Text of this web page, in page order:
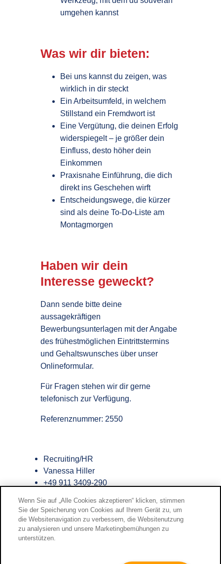
umgehen kannst
Was wir dir bieten:
Bei uns kannst du zeigen, was
wirklich in dir steckt
Ein Arbeitsumfeld, in welchem
Stillstand ein Fremdwort ist
Eine Vergütung, die deinen Erfolg
widerspiegelt – je größer dein
Einfluss, desto höher dein
Einkommen
Praxisnahe Einführung, die dich
direkt ins Geschehen wirft
Entscheidungswege, die kürzer
sind als deine To-Do-Liste am
Montagmorgen
Haben wir dein
Interesse geweckt?
Dann sende bitte deine
aussagekräftigen
Bewerbungsunterlagen mit der Angabe
des frühestmöglichen Eintrittstermins
und Gehaltswunsches über unser
Onlineformular.
Für Fragen stehen wir dir gerne
telefonisch zur Verfügung.
Referenznummer: 2550
Recruiting/HR
Vanessa Hiller
+49 911 3409-290
Jetzt bewerben
LinkedIn
Teilen-IconFacebook
Wenn Sie auf „Alle Cookies akzeptieren“ klicken, stimmen
Sie der Speicherung von Cookies auf Ihrem Gerät zu, um
die Websitenavigation zu verbessern, die Websitenutzung
zu analysieren und unsere Marketingbemühungen zu
unterstützen.